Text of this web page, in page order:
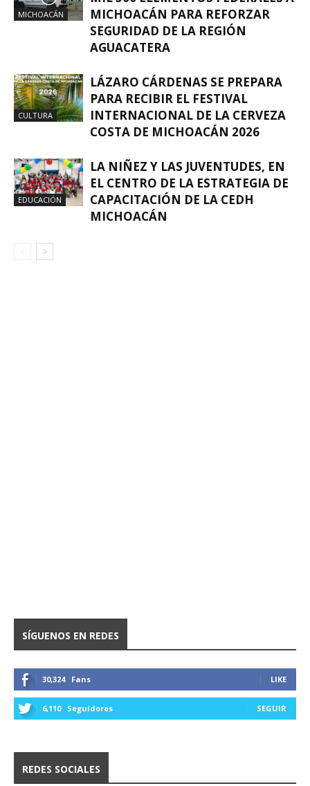
MICHOACÁN
MICHOACÁN PARA REFORZAR
SEGURIDAD DE LA REGIÓN
AGUACATERA
CULTURA
LÁZARO CÁRDENAS SE PREPARA
PARA RECIBIR EL FESTIVAL
INTERNACIONAL DE LA CERVEZA
COSTA DE MICHOACÁN 2026
EDUCACIÓN
LA NIÑEZ Y LAS JUVENTUDES, EN
EL CENTRO DE LA ESTRATEGIA DE
CAPACITACIÓN DE LA CEDH
MICHOACÁN
SÍGUENOS EN REDES
30,324 Fans LIKE
6,110 Seguidores SEGUIR
REDES SOCIALES